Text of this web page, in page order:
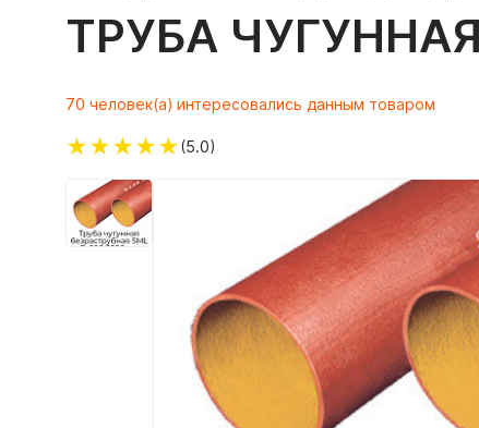
ТРУБА
70 человек(а) интересовались данным товаром
★★★★★(5.0)